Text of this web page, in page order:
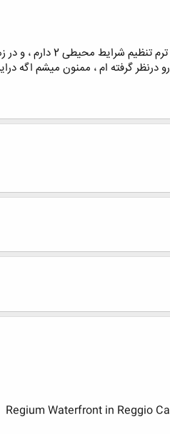
من دانشجوی ترم 3
گرفته ام ، ممنون میشم اگه